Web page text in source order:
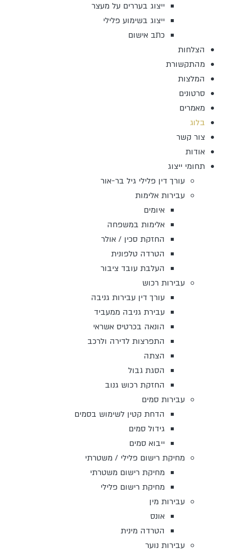
ייצוג בעררים על מעצר
ייצוג בשימוע פלילי
כתב אישום
הצלחות
מהתקשורת
המלצות
סרטונים
מאמרים
בלוג
צור קשר
אודות
תחומי ייצוג
עורך דין פלילי גיל בר-אור
עבירות אלימות
איומים
אלימות במשפחה
החזקת סכין / אולר
הטרדה טלפונית
העלבת עובד ציבור
עבירות רכוש
עורך דין עבירות גניבה
עבירת גניבה ממעביד
הונאה בכרטיס אשראי
התפרצות לדירה ולרכב
הצתה
הסגת גבול
החזקת רכוש גנוב
עבירות סמים
הדחת קטין לשימוש בסמים
גידול סמים
ייבוא סמים
מחיקת רישום פלילי / משטרתי
מחיקת רישום משטרתי
מחיקת רישום פלילי
עבירות מין
אונס
הטרדה מינית
עבירות נוער